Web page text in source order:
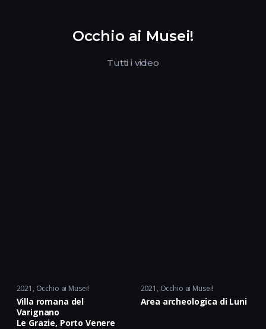
Occhio ai Musei!
Tutti i video
2021 Occhio ai Musei!
Villa romana del
Varignano
Le Grazie, Porto Venere
2021 Occhio ai Musei!
Area archeologica di Luni